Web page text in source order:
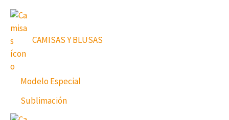
CAMISAS Y BLUSAS
Modelo Especial
Sublimación